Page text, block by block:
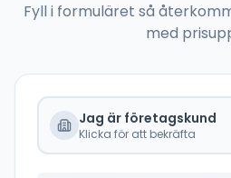
Fyll i formuläret så
med
Jag är företagskund
Klicka för att bekräfta